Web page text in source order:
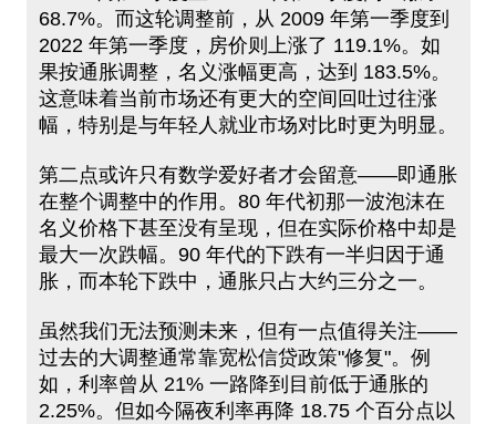
68.7%。而这轮调整前，从 2009 年第一季度到
2022 年第一季度，房价则上涨了 119.1%。如
果按通胀调整，名义涨幅更高，达到 183.5%。
这意味着当前市场还有更大的空间回吐过往涨
幅，特别是与年轻人就业市场对比时更为明显。
第二点或许只有数学爱好者才会留意——即通胀
在整个调整中的作用。80 年代初那一波泡沫在
名义价格下甚至没有呈现，但在实际价格中却是
最大一次跌幅。90 年代的下跌有一半归因于通
胀，而本轮下跌中，通胀只占大约三分之一。
虽然我们无法预测未来，但有一点值得关注——
过去的大调整通常靠宽松信贷政策"修复"。例
如，利率曾从 21% 一路降到目前低于通胀的
2.25%。但如今隔夜利率再降 18.75 个百分点以